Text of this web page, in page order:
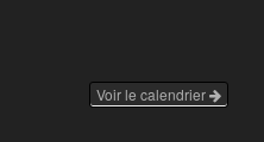
Voir le calendrier